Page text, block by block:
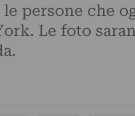
persone che
Le foto